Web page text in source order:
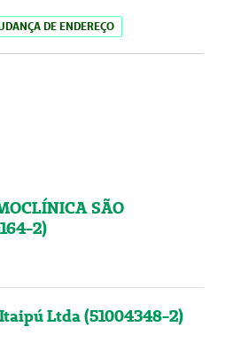
DE ENDEREÇO
SÃO
2)
Ltda (51004348-2)